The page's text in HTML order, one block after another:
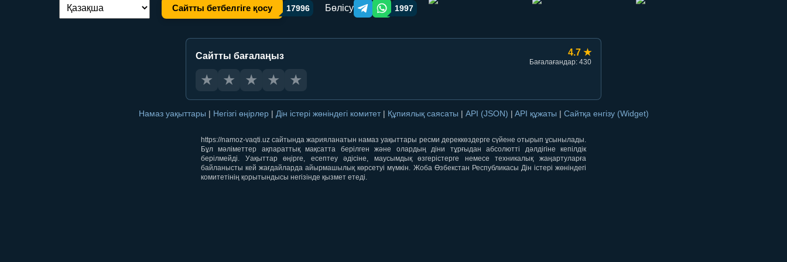
Тілді ауыстыру: Сайтты бетбелгіге қосу 17996 Бөлісу Telegram orqali ulashish
WhatsApp orqali ulashish
1997
Сайтты бағалаңыз 4.7 ★
Бағалағандар: 430
★ ★ ★ ★ ★
Намаз уақыттары | Негізгі өңірлер | Дін істері жөніндегі комитет | Құпиялық саясаты | API (JSON) | API құжаты | Сайтқа енгізу (Widget)
https://namoz-vaqti.uz сайтында жарияланатын намаз уақыттары ресми дереккөздерге сүйене отырып ұсынылады.
Бұл мәліметтер ақпараттық мақсатта берілген және олардың діни тұрғыдан абсолютті дәлдігіне кепілдік
берілмейді. Уақыттар өңірге, есептеу әдісіне, маусымдық өзгерістерге немесе техникалық жаңартуларға
байланысты кей жағдайларда айырмашылық көрсетуі мүмкін. Жоба Өзбекстан Республикасы Дін істері жөніндегі
комитетінің қорытындысы негізінде қызмет етеді.